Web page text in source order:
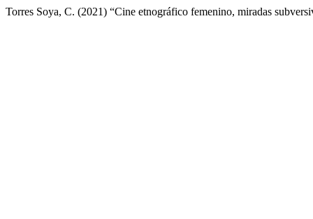
Torres Soya, C. (2021) “Cine etnográfico femenino, miradas